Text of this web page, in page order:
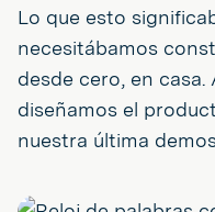
Lo que esto
necesitábamos
desde cero, en casa.
diseñamos el
nuestra última